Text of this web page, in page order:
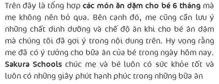
Trên đây là tổng hợpcác món ăn dặm cho bé 6 tháng mà
mẹ không nên bỏ qua. Bên cạnh đó, mẹ cũng cần lưu ý
những chất dinh dưỡng và chế độ ăn khi cho bé ăn dặm
mà chúng tôi đã gợi ý trong nội dung trên. Hy vọng rằng
mẹ đã có ý tưởng cho bữa ăn của bé trong ngày hôm nay.
Sakura Schoolschúc mẹ và bé luôn có sức khỏe tốt và
luôn có những giây phút hạnh phúc trong những bữa ăn